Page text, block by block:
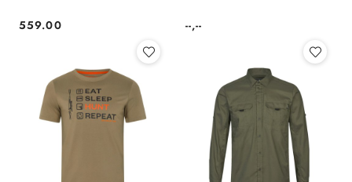
Cena:
559.00 Cena:
--,--